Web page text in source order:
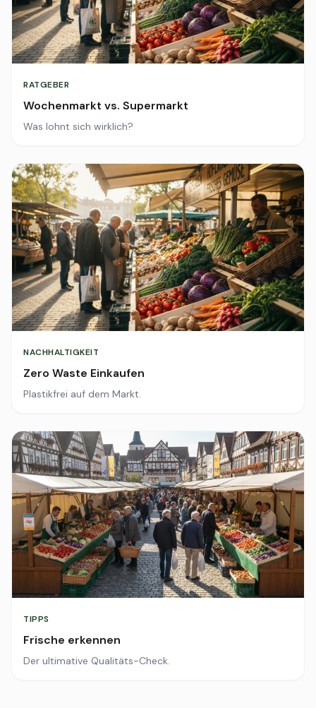
RATGEBER
Wochenmarkt vs. Supermarkt
Was lohnt sich wirklich?
NACHHALTIGKEIT
Zero Waste Einkaufen
Plastikfrei auf dem Markt.
TIPPS
Frische erkennen
Der ultimative Qualitäts-Check.